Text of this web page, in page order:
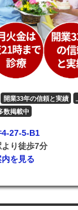
開業33年の信頼と実績
数掲載中
4-27-5-B1
り徒歩7分
を見る